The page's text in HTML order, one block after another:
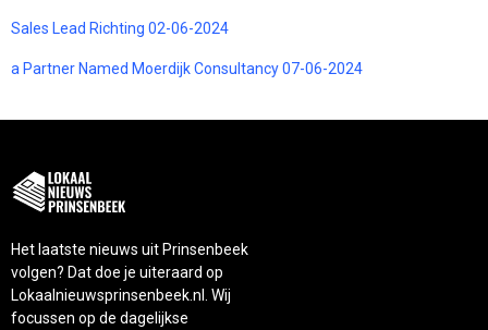
Sales Lead Richting 02-06-2024
a Partner Named Moerdijk Consultancy 07-06-2024
Het laatste nieuws uit Prinsenbeek
volgen? Dat doe je uiteraard op
Lokaalnieuwsprinsenbeek.nl. Wij
focussen op de dagelijkse